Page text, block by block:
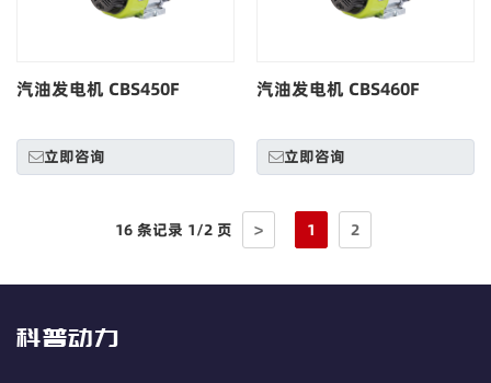
汽油发电机 CBS450F
立即咨询
汽油发电机 CBS460F
立即咨询
16 条记录 1/2 页 > 1 2
科普动力